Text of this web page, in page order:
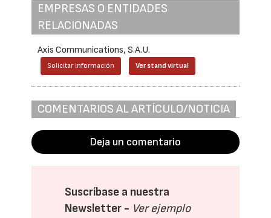
EMPRESAS O ENTIDADES
RELACIONADAS
Axis Communications, S.A.U.
Solicitar información Ver stand virtual
COMENTARIOS AL ARTÍCULO/NOTICIA
Deja un comentario
Suscríbase a nuestra
Newsletter - Ver ejemplo